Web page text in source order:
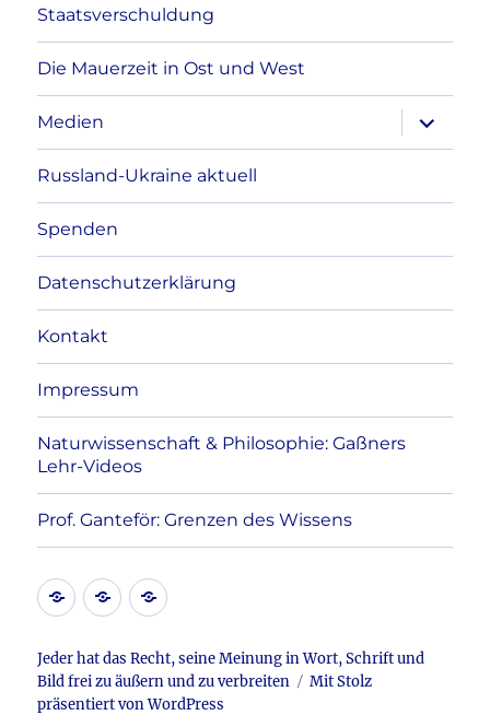
Staatsverschuldung
Die Mauerzeit in Ost und West
Medien
anzeigen
Russland-Ukraine aktuell
Spenden
Datenschutzerklärung
Kontakt
Impressum
Naturwissenschaft & Philosophie: Gaßners
Lehr-Videos
Prof. Ganteför: Grenzen des Wissens
KontaktDatenschutzerklärung
Impressum
Jeder hat das Recht, seine Meinung in Wort, Schrift und
Bild frei zu äußern und zu verbreiten
Mit Stolz
präsentiert von WordPress